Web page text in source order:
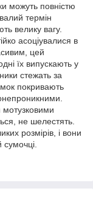
можуть повністю
термін
велику вагу.
асоціувалися в
цей
їх випускають у
стежать за
покривають
не шелестять.
розмірів, і вони